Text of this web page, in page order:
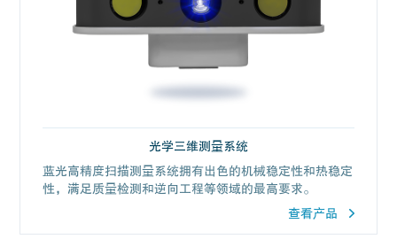
光学三维测量系统
蓝光高精度扫描测量系统拥有出色的机械稳定性和热稳定
性，满足质量检测和逆向工程等领域的最高要求。
查看产品